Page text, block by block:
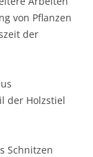
von Pflanzen
der
der Holzstiel
Schnitzen